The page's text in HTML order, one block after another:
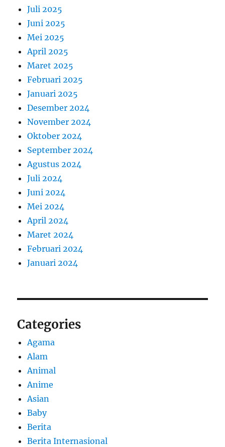
Juli 2025
Juni 2025
Mei 2025
April 2025
Maret 2025
Februari 2025
Januari 2025
Desember 2024
November 2024
Oktober 2024
September 2024
Agustus 2024
Juli 2024
Juni 2024
Mei 2024
April 2024
Maret 2024
Februari 2024
Januari 2024
Categories
Agama
Alam
Animal
Anime
Asian
Baby
Berita
Berita Internasional